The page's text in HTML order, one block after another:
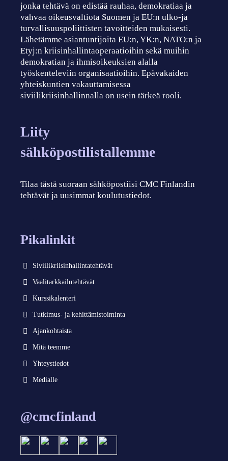
jonka tehtävä on edistää rauhaa, demokratiaa ja
vahvaa oikeusvaltiota Suomen ja EU:n ulko-ja
turvallisuuspoliittisten tavoitteiden mukaisesti.
Lähetämme asiantuntijoita EU:n, YK:n, NATO:n ja
Etyj:n kriisinhallintaoperaatioihin sekä muihin
demokratian ja ihmisoikeuksien alalla
työskenteleviin organisaatioihin. Epävakaiden
yhteiskuntien vakauttamisessa
siviilikriisinhallinnalla on usein tärkeä rooli.
Liity
sähköpostilistallemme
Tilaa tästä suoraan sähköpostiisi CMC Finlandin
tehtävät ja uusimmat koulutustiedot.
Pikalinkit
Siviilikriisinhallintatehtävät
Vaalitarkkailutehtävät
Kurssikalenteri
Tutkimus- ja kehittämistoiminta
Ajankohtaista
Mitä teemme
Yhteystiedot
Medialle
@cmcfinland